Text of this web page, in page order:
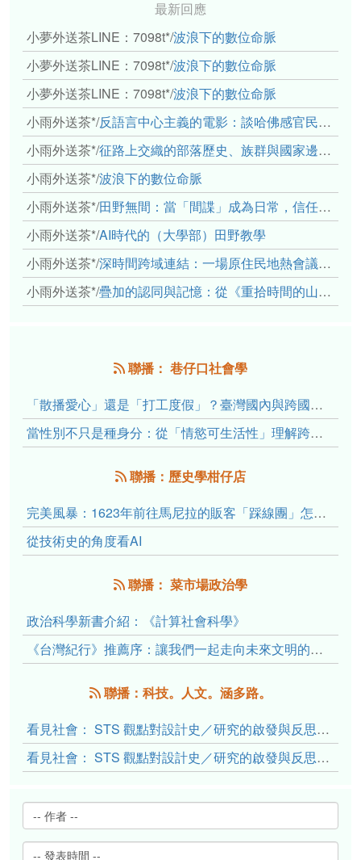
最新回應
小夢外送茶LINE：7098t*/波浪下的數位命脈
小夢外送茶LINE：7098t*/波浪下的數位命脈
小夢外送茶LINE：7098t*/波浪下的數位命脈
小雨外送茶*/反語言中心主義的電影：談哈佛感官民族誌實驗室
小雨外送茶*/征路上交織的部落歷史、族群與國家邊界敘事： 《路有多長》、《高砂的翅膀》、《檔案／李光輝》
小雨外送茶*/波浪下的數位命脈
小雨外送茶*/田野無間：當「間諜」成為日常，信任角力下的情感伏流
小雨外送茶*/AI時代的（大學部）田野教學
小雨外送茶*/深時間跨域連結：一場原住民地熱會議的初步觀察
小雨外送茶*/疊加的認同與記憶：從《重拾時間的山語》探討「我們的」立場性(positionality)
聯播： 巷仔口社會學
「散播愛心」還是「打工度假」？臺灣國內與跨國捐卵的利他修辭、金錢動機與身體代價
當性別不只是種身分：從「情慾可生活性」理解跨性別者的身體、慾望與認同探索
聯播：歷史學柑仔店
完美風暴：1623年前往馬尼拉的販客「踩線團」怎麼會困死於澎湖?
從技術史的角度看AI
聯播： 菜市場政治學
政治科學新書介紹：《計算社會科學》
《台灣紀行》推薦序：讓我們一起走向未來文明的備忘錄
聯播：科技。人文。涵多路。
看見社會： STS 觀點對設計史／研究的啟發與反思（下）
看見社會： STS 觀點對設計史／研究的啟發與反思（上）